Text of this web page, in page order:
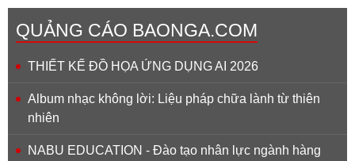
QUẢNG CÁO BAONGA.COM
THIẾT KẾ ĐỒ HỌA ỨNG DỤNG AI 2026
Album nhạc không lời: Liệu pháp chữa lành từ thiên
nhiên
NABU EDUCATION - Đào tạo nhân lực ngành hàng